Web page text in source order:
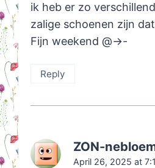
ik heb er zo
zalige schoenen zijn
Fijn weekend @->-
Reply
ZON-
April 26, 2025 at